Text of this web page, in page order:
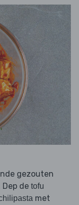
gezouten
Dep de tofu
met